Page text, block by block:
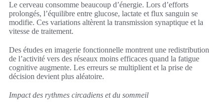
Le cerveau consomme beaucoup d’énergie. Lors d’efforts
prolongés, l’équilibre entre glucose, lactate et flux sanguin se
modifie. Ces variations altèrent la transmission synaptique et la
vitesse de traitement.
Des études en imagerie fonctionnelle montrent une redistribution
de l’activité vers des réseaux moins efficaces quand la fatigue
cognitive augmente. Les erreurs se multiplient et la prise de
décision devient plus aléatoire.
Impact des rythmes circadiens et du sommeil